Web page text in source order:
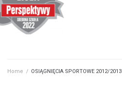
Home / OSIĄGNIĘCIA SPORTOWE 2012/2013